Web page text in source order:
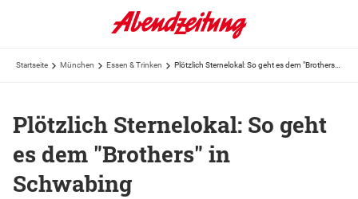
Startseite München Essen & Trinken
Plötzlich Sternelokal: So geht
es dem "Brothers" in
Schwabing